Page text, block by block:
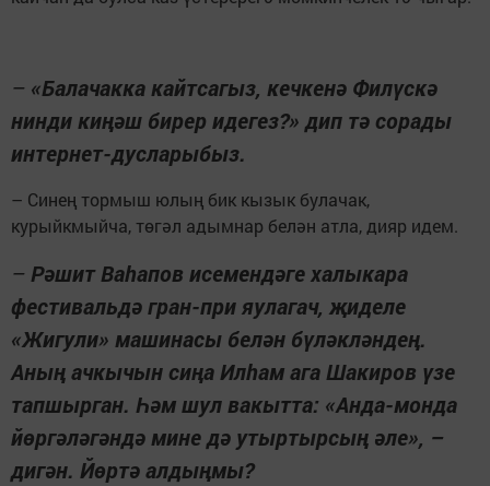
– «Балачакка кайтсагыз, кечкенә Филүскә
нинди киңәш бирер идегез?» дип тә сорады
интернет-дусларыбыз.
– Синең тормыш юлың бик кызык булачак,
курыйкмыйча, төгәл адымнар белән атла, дияр идем.
– Рәшит Ваһапов исемендәге халыкара
фестивальдә гран-при яулагач, җиделе
«Жигули» машинасы белән бүләкләндең.
Аның ачкычын сиңа Илһам ага Шакиров үзе
тапшырган. Һәм шул вакытта: «Анда-монда
йөргәләгәндә мине дә утыртырсың әле», –
дигән. Йөртә алдыңмы?